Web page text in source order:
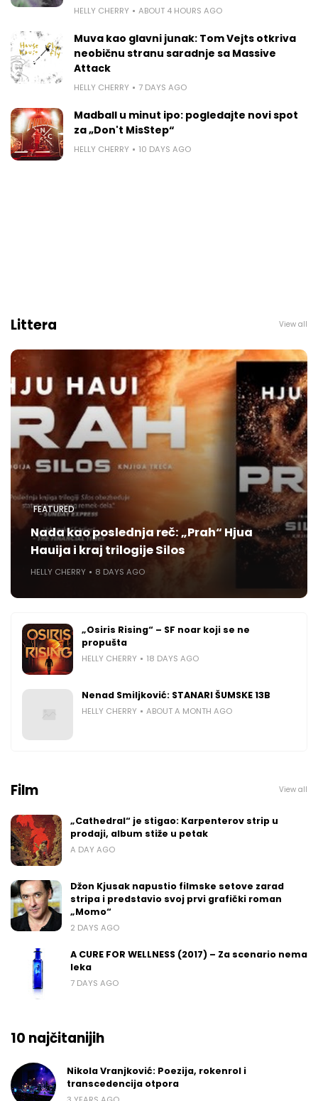
HELLY CHERRY ABOUT 4 HOURS AGO
Muva kao glavni junak: Tom Vejts otkriva
neobičnu stranu saradnje sa Massive
Attack
HELLY CHERRY 7 DAYS AGO
Madball u minut ipo: pogledajte novi spot
za „Don't MisStep“
HELLY CHERRY 10 DAYS AGO
Littera View all
FEATURED
Nada kao poslednja reč: „Prah“ Hjua
Hauija i kraj trilogije Silos
HELLY CHERRY 8 DAYS AGO
„Osiris Rising“ – SF noar koji se ne
propušta
HELLY CHERRY 18 DAYS AGO
Nenad Smiljković: STANARI ŠUMSKE 13B
HELLY CHERRY ABOUT A MONTH AGO
Film View all
„Cathedral“ je stigao: Karpenterov strip u
prodaji, album stiže u petak
A DAY AGO
Džon Kjusak napustio filmske setove zarad
stripa i predstavio svoj prvi grafički roman
„Momo“
2 DAYS AGO
A CURE FOR WELLNESS (2017) – Za scenario nema
leka
7 DAYS AGO
10 najčitanijih
Nikola Vranjković: Poezija, rokenrol i
transcedencija otpora